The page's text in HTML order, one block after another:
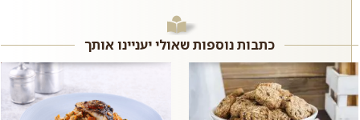
לאפות אותו, תוכלו למצוא אורז ל...
כתבות נוספות שאולי יעניינו אותך